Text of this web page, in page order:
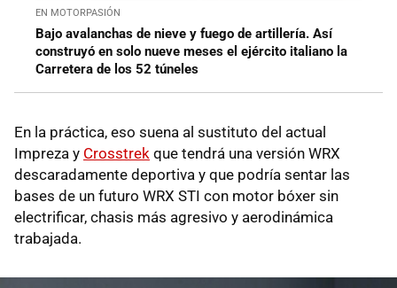
EN MOTORPASIÓN
Bajo avalanchas de nieve y fuego de artillería. Así
construyó en solo nueve meses el ejército italiano la
Carretera de los 52 túneles
En la práctica, eso suena al sustituto del actual
Impreza y Crosstrek que tendrá una versión WRX
descaradamente deportiva y que podría sentar las
bases de un futuro WRX STI con motor bóxer sin
electrificar, chasis más agresivo y aerodinámica
trabajada.